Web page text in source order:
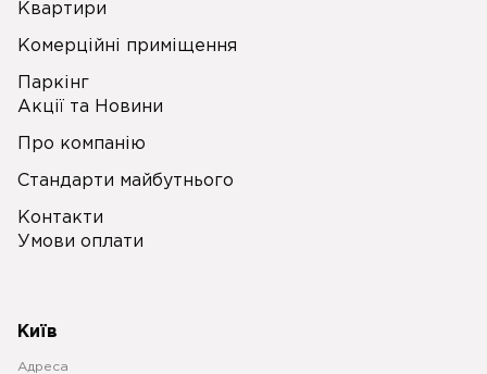
Квартири
Комерційні приміщення
Паркінг
Акції та Новини
Про компанію
Стандарти майбутнього
Контакти
Умови оплати
Київ
Адреса